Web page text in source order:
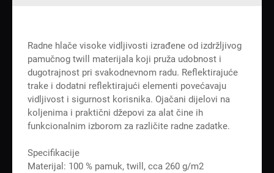
Radne hlače visoke vidljivosti izrađene od izdržljivog
pamučnog twill materijala koji pruža udobnost i
dugotrajnost pri svakodnevnom radu. Reflektirajuće
trake i dodatni reflektirajući elementi povećavaju
vidljivost i sigurnost korisnika. Ojačani dijelovi na
koljenima i praktični džepovi za alat čine ih
funkcionalnim izborom za različite radne zadatke.
Specifikacije
Materijal: 100 % pamuk, twill, cca 260 g/m2